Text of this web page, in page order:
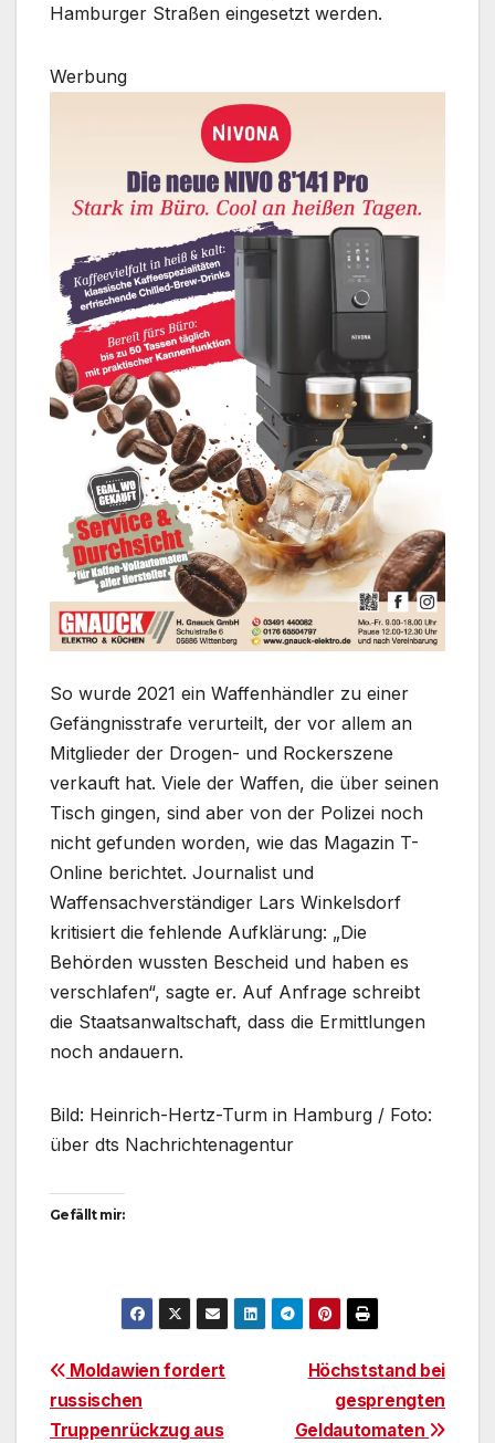
Hamburger Straßen eingesetzt werden.
Werbung
So wurde 2021 ein Waffenhändler zu einer
Gefängnisstrafe verurteilt, der vor allem an
Mitglieder der Drogen- und Rockerszene
verkauft hat. Viele der Waffen, die über seinen
Tisch gingen, sind aber von der Polizei noch
nicht gefunden worden, wie das Magazin T-
Online berichtet. Journalist und
Waffensachverständiger Lars Winkelsdorf
kritisiert die fehlende Aufklärung: „Die
Behörden wussten Bescheid und haben es
verschlafen“, sagte er. Auf Anfrage schreibt
die Staatsanwaltschaft, dass die Ermittlungen
noch andauern.
Bild: Heinrich-Hertz-Turm in Hamburg / Foto:
über dts Nachrichtenagentur
Gefällt mir:
BeitragsnavigationHöchststand bei
gesprengten
Geldautomaten
Moldawien fordert
russischen
Truppenrückzug aus